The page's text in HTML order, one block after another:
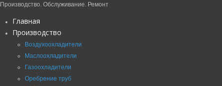
Производство. Обслуживание. Ремонт
Главная
Производство
Воздухоохладители
Маслоохладители
Газоохладители
Оребрение труб